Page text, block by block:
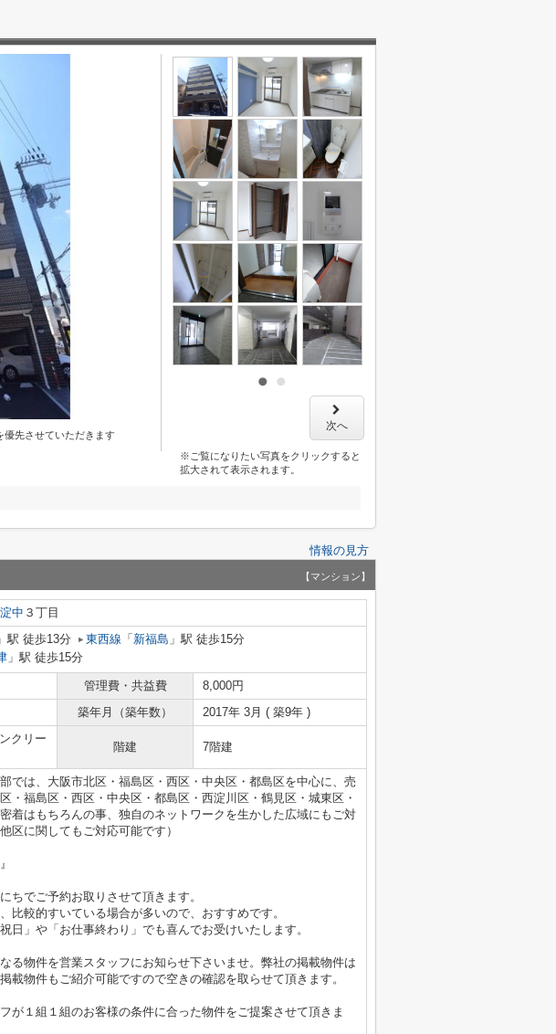
先させていただきます
次へ
※ご覧になりたい写真をクリックすると
拡大されて表示されます。
情報の見方
【マンション】
中 ３丁目
」駅 徒歩13分 東西線 「 新福島 」駅 徒歩15分
」駅 徒歩15分
管理費・共益費
8,000円
築年月（築年数） 2017年 3月 ( 築9年 )
クリー
階建 7階建
では、大阪市北区・福島区・西区・中央区・都島区を中心に、売
・福島区・西区・中央区・都島区・西淀川区・鶴見区・城東区・
着はもちろんの事、独自のネットワークを生かした広域にもご対
区に関してもご対応可能です）
ちでご予約お取りさせて頂きます。
比較的すいている場合が多いので、おすすめです。
日」や「お仕事終わり」でも喜んでお受けいたします。
る物件を営業スタッフにお知らせ下さいませ。弊社の掲載物件は
載物件もご紹介可能ですので空きの確認を取らせて頂きます。
が１組１組のお客様の条件に合った物件をご提案させて頂きま